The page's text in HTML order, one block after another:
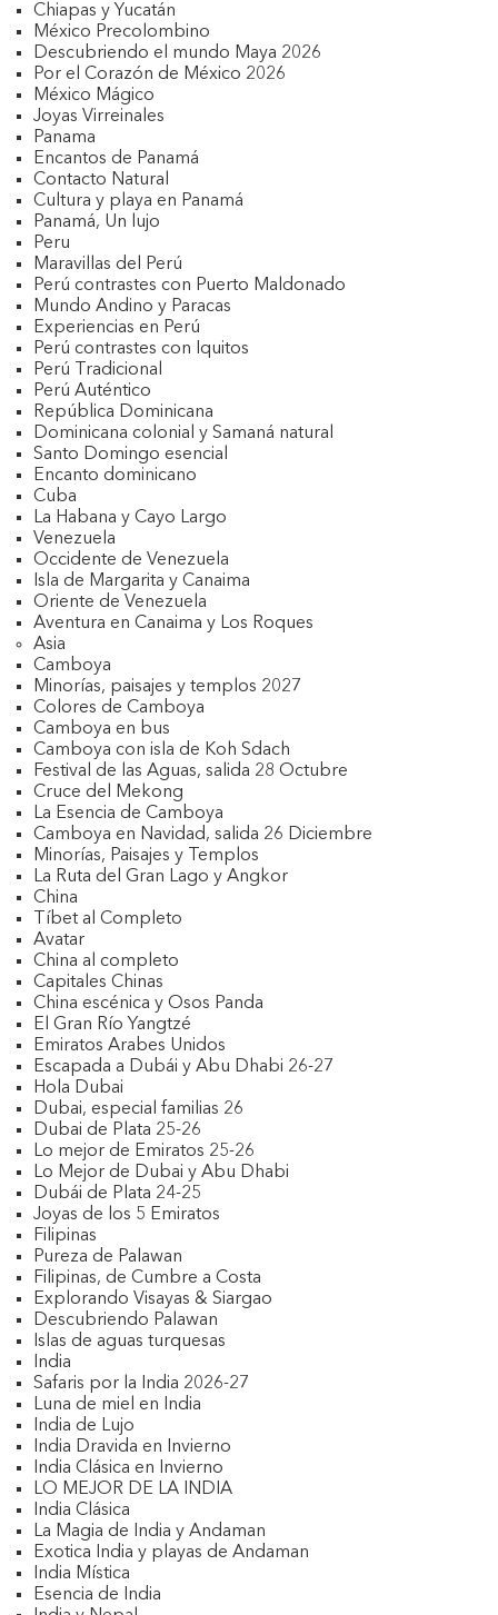
Chiapas y Yucatán
México Precolombino
Descubriendo el mundo Maya 2026
Por el Corazón de México 2026
México Mágico
Joyas Virreinales
Panama
Encantos de Panamá
Contacto Natural
Cultura y playa en Panamá
Panamá, Un lujo
Peru
Maravillas del Perú
Perú contrastes con Puerto Maldonado
Mundo Andino y Paracas
Experiencias en Perú
Perú contrastes con Iquitos
Perú Tradicional
Perú Auténtico
República Dominicana
Dominicana colonial y Samaná natural
Santo Domingo esencial
Encanto dominicano
Cuba
La Habana y Cayo Largo
Venezuela
Occidente de Venezuela
Isla de Margarita y Canaima
Oriente de Venezuela
Aventura en Canaima y Los Roques
Asia
Camboya
Minorías, paisajes y templos 2027
Colores de Camboya
Camboya en bus
Camboya con isla de Koh Sdach
Festival de las Aguas, salida 28 Octubre
Cruce del Mekong
La Esencia de Camboya
Camboya en Navidad, salida 26 Diciembre
Minorías, Paisajes y Templos
La Ruta del Gran Lago y Angkor
China
Tíbet al Completo
Avatar
China al completo
Capitales Chinas
China escénica y Osos Panda
El Gran Río Yangtzé
Emiratos Arabes Unidos
Escapada a Dubái y Abu Dhabi 26-27
Hola Dubai
Dubai, especial familias 26
Dubai de Plata 25-26
Lo mejor de Emiratos 25-26
Lo Mejor de Dubai y Abu Dhabi
Dubái de Plata 24-25
Joyas de los 5 Emiratos
Filipinas
Pureza de Palawan
Filipinas, de Cumbre a Costa
Explorando Visayas & Siargao
Descubriendo Palawan
Islas de aguas turquesas
India
Safaris por la India 2026-27
Luna de miel en India
India de Lujo
India Dravida en Invierno
India Clásica en Invierno
LO MEJOR DE LA INDIA
India Clásica
La Magia de India y Andaman
Exotica India y playas de Andaman
India Mística
Esencia de India